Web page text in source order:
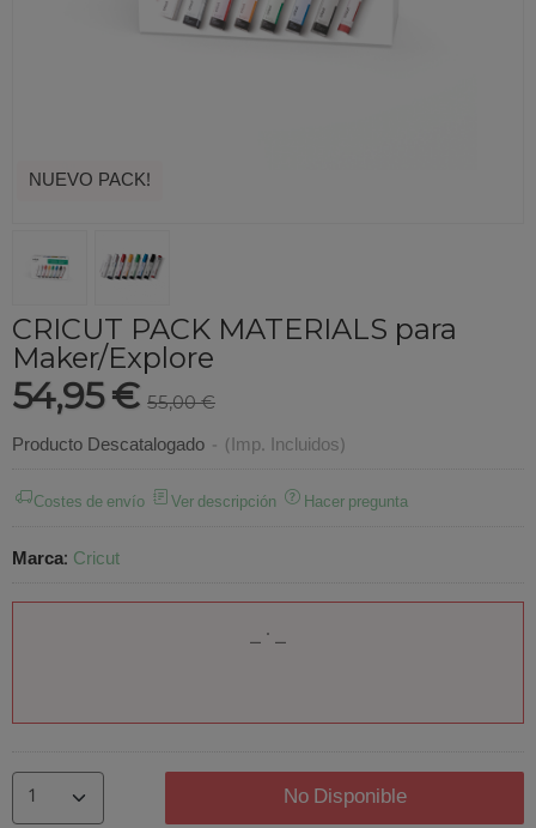
NUEVO PACK!
CRICUT PACK MATERIALS para
Maker/Explore
54,95 € 55,00 €
Producto Descatalogado - (Imp. Incluidos)
Costes de envío Ver descripción Hacer pregunta
Marca: Cricut
No Disponible